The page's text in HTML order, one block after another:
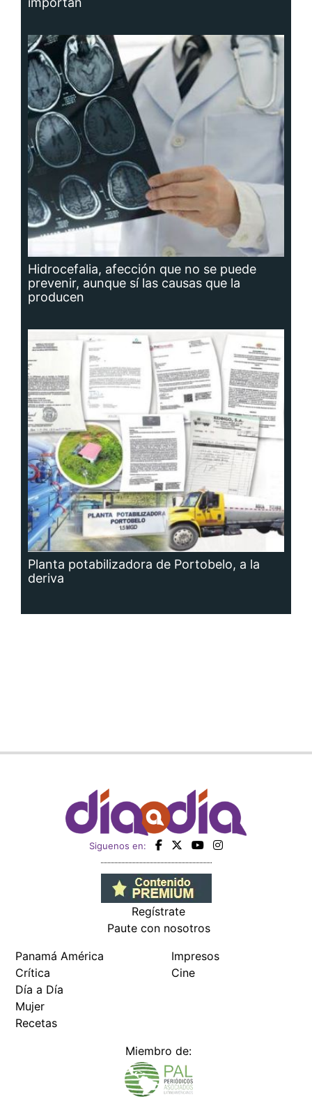
Hidrocefalia, afección que no se puede
prevenir, aunque sí las causas que la
producen
Planta potabilizadora de Portobelo, a la
deriva
Siguenos en:
Regístrate
Paute con nosotros
Panamá América
Crítica
Día a Día
Mujer
Recetas
Impresos
Cine
Miembro de: